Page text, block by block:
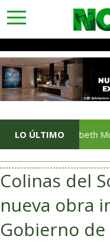
toggle
navigation
LO ÚLTIMO
Elizabeth Morales
Colinas del
nueva obra
Gobierno de